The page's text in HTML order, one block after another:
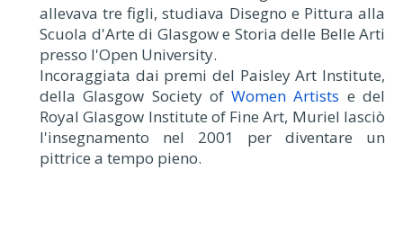
allevava tre figli, studiava Disegno e Pittura alla
Scuola d'Arte di Glasgow e Storia delle Belle Arti
presso l'Open University.
Incoraggiata dai premi del Paisley Art Institute,
della Glasgow Society ofWomen Artists e del
Royal Glasgow Institute of Fine Art, Muriel lasciò
l'insegnamento nel 2001 per diventare un
pittrice a tempo pieno.